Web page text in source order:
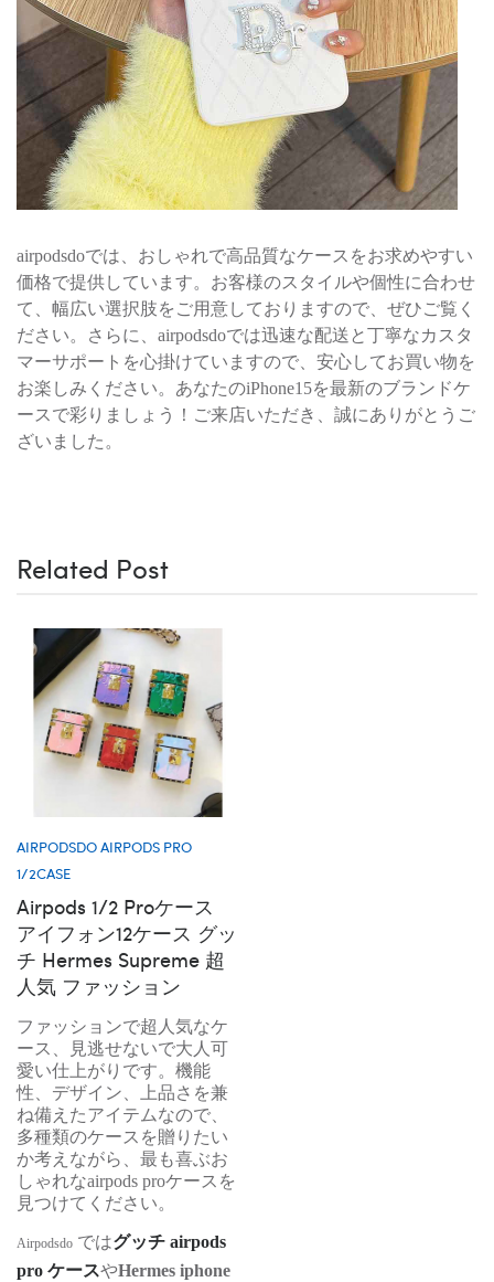
airpodsdoでは、おしゃれで高品質なケースをお求めやすい
価格で提供しています。お客様のスタイルや個性に合わせ
て、幅広い選択肢をご用意しておりますので、ぜひご覧く
ださい。さらに、airpodsdoでは迅速な配送と丁寧なカスタ
マーサポートを心掛けていますので、安心してお買い物を
お楽しみください。あなたのiPhone15を最新のブランドケ
ースで彩りましょう！ご来店いただき、誠にありがとうご
ざいました。
Related Post
AIRPODSDO AIRPODS PRO
1/2CASE
Airpods 1/2 Proケース
アイフォン12ケース グッ
チ Hermes Supreme 超
人気 ファッション
ファッションで超人気なケ
ース、見逃せないで大人可
愛い仕上がりです。機能
性、デザイン、上品さを兼
ね備えたアイテムなので、
多種類のケースを贈りたい
か考えながら、最も喜ぶお
しゃれなairpods proケースを
見つけてください。
Airpodsdo ではグッチ airpods
pro ケースやHermes iphone